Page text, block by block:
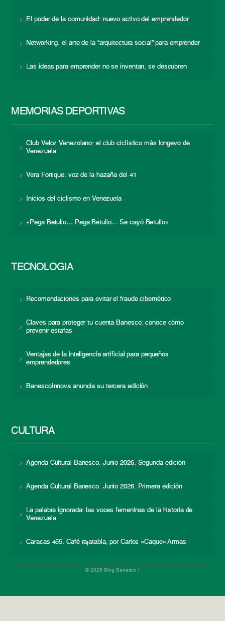
El poder de la comunidad: nuevo activo del emprendedor
Networking: el arte de la “arquitectura social” para emprender
Las ideas para emprender no se inventan, se descubren
MEMORIAS DEPORTIVAS
Club Veloz Venezolano: el club ciclístico más longevo de
Venezuela
Vera Fortique: voz de la hazaña del 41
Inicios del ciclismo en Venezuela
«Pega Betulio… Pega Betulio… Se cayó Betulio»
TECNOLOGÍA
Recomendaciones para evitar el fraude cibernético
Claves para proteger tu cuenta Banesco: conoce cómo
prevenir estafas
Ventajas de la inteligencia artificial para pequeños
emprendedores
BanescoInnova anuncia su tercera edición
CULTURA
Agenda Cultural Banesco. Junio 2026. Segunda edición
Agenda Cultural Banesco. Junio 2026. Primera edición
La palabra ignorada: las voces femeninas de la historia de
Venezuela
Caracas 455: Café rajatabla, por Carlos «Caque» Armas
© 2026 Blog Banesco |